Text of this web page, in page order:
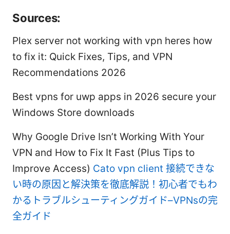
Sources:
Plex server not working with vpn heres how
to fix it: Quick Fixes, Tips, and VPN
Recommendations 2026
Best vpns for uwp apps in 2026 secure your
Windows Store downloads
Why Google Drive Isn’t Working With Your
VPN and How to Fix It Fast (Plus Tips to
Improve Access) Cato vpn client 接続できな
い時の原因と解決策を徹底解説！初心者でもわ
かるトラブルシューティングガイド–VPNsの完
全ガイド